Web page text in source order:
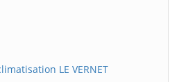
LE VERNET